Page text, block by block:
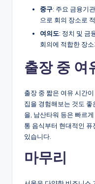
중구: 주요 금융기
으로 회의 장소로
여의도: 정치 및 금
회의에 적합한 장
출장 중 여
출장 중 짧은 여유 시간
집을 경험해보는 것도
을, 남산타워 등은 빠르
통 음식부터 현대적인
있습니다.
마무리